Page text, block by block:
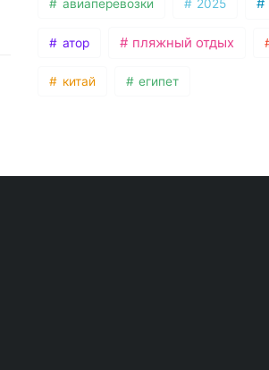
авиаперевозки 2025
атор пляжный отдых
китай египет